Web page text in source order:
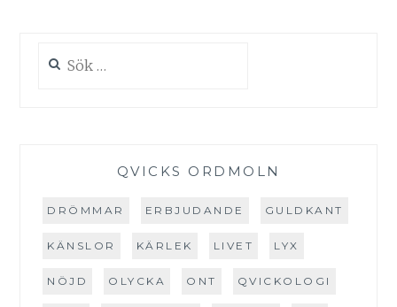
efter:
QVICKS ORDMOLN
DRÖMMAR ERBJUDANDE GULDKANT
KÄNSLOR KÄRLEK LIVET LYX
NÖJD OLYCKA ONT QVICKOLOGI